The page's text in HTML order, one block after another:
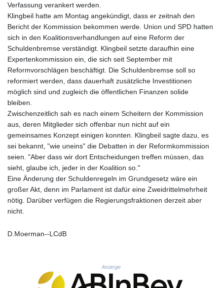
MAD 10.743067
MDL 20.044751
MGA 4918.938878
MKD 61.524236
MMK 2427.596601
MNT 4159.0218
MOP 9.314584
MRU 46.338424
MVR 17.862733
MWK 1998.775164
MXN 19.812061
MYR 4.728715
MZN 73.882892
NAD 18.726567
NGN 1577.963717
NIO 42.419473
NOK 10.99759
PGK 5.093937
PHP 70.183258
PKR 320.014324
Verfassung verankert werden.
Klingbeil hatte am Montag angekündigt, dass er zeitnah den
Bericht der Kommission bekommen werde. Union und SPD hatten
sich in den Koalitionsverhandlungen auf eine Reform der
Schuldenbremse verständigt. Klingbeil setzte daraufhin eine
Expertenkommission ein, die sich seit September mit
Reformvorschlägen beschäftigt. Die Schuldenbremse soll so
reformiert werden, dass dauerhaft zusätzliche Investitionen
möglich sind und zugleich die öffentlichen Finanzen solide
bleiben.
Zwischenzeitlich sah es nach einem Scheitern der Kommission
aus, deren Mitglieder sich offenbar nun nicht auf ein
gemeinsames Konzept einigen konnten. Klingbeil sagte dazu, es
sei bekannt, "wie uneins" die Debatten in der Reformkommission
seien. "Aber dass wir dort Entscheidungen treffen müssen, das
sieht, glaube ich, jeder in der Koalition so."
Eine Änderung der Schuldenregeln im Grundgesetz wäre ein
großer Akt, denn im Parlament ist dafür eine Zweidrittelmehrheit
nötig. Darüber verfügen die Regierungsfraktionen derzeit aber
nicht.
D.Moerman--LCdB
Anzeige